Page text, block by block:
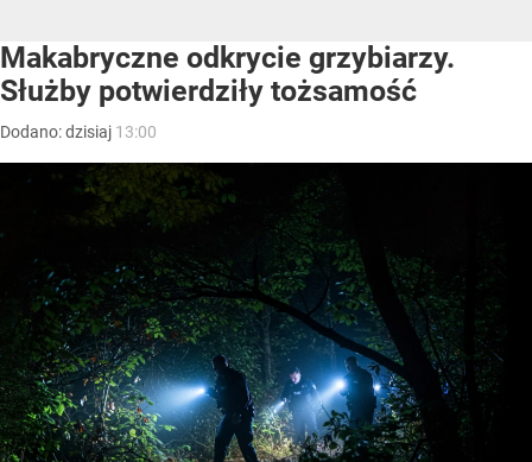
Makabryczne odkrycie grzybiarzy.
Służby potwierdziły tożsamość
Dodano:dzisiaj 13:00